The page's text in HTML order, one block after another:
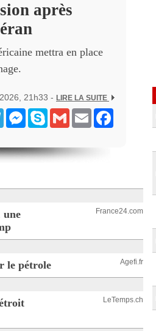
après
mettra en place
21h33 - LIRE LA SUITE
TelegramMessenger
Skype Gmail Email
une
France24.com
le pétrole Agefi.fr
LeTemps.ch